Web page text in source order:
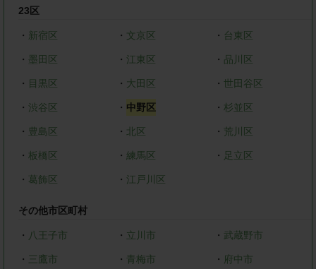
23区
・ 新宿区 ・ 文京区 ・ 台東区
・ 墨田区 ・ 江東区 ・ 品川区
・ 目黒区 ・ 大田区 ・世田谷区
・ 渋谷区 ・ 中野区 ・杉並区
・ 豊島区 ・ 北区 ・ 荒川区
・ 板橋区 ・ 練馬区 ・ 足立区
・ 葛飾区 ・ 江戸川区
その他市区町村
・ 八王子市 ・ 立川市 ・ 武蔵野市
・ 三鷹市 ・ 青梅市 ・ 府中市